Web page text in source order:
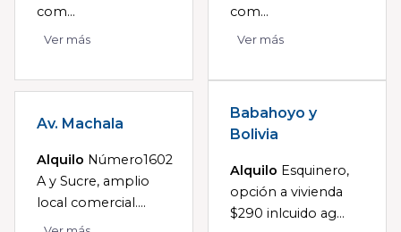
com...
Ver más
com...
Ver más
Av. Machala
Alquilo Número1602
A y Sucre, amplio
local comercial....
Babahoyo y
Bolivia
Alquilo Esquinero,
opción a vivienda
$290 inlcuido ag...